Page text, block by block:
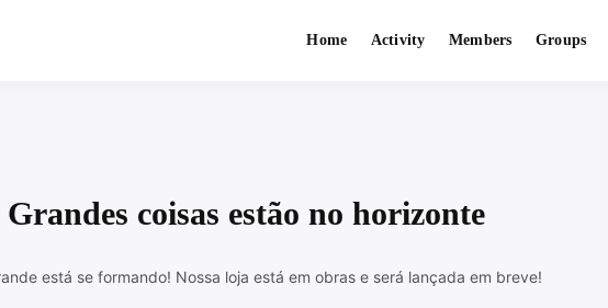
Home Activity Members Groups
Grandes coisas estão no horizonte
está se formando! Nossa loja está em obras e será lançada em breve!